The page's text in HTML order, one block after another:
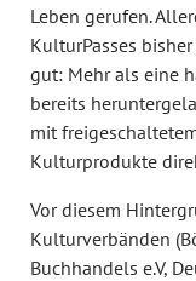
Leben gerufen.
KulturPasses
gut: Mehr als eine
bereits
mit
Kulturprodukte
Vor diesem
Kulturverbänden
Buchhandels e.V,